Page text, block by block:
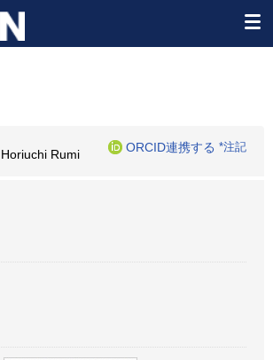
Horiuchi Rumi
ORCID連携する *注記